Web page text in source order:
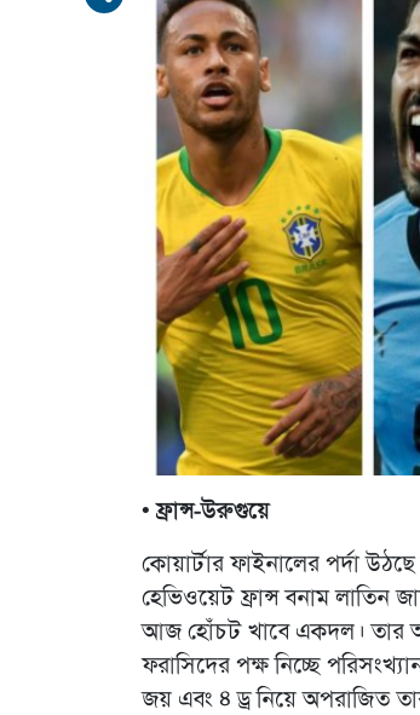
• ফ্রান্স-উরুগুয়ে
কোয়ার্টার ফাইনালের পর্দা
হেভিওয়েট ফ্রান্স বনাম লাতিন
আজ হোঁচট খাবে একদল। তার
ফরাসিদের পক্ষ নিচ্ছে
জয় এবং ৪ ড্র নিয়ে অপরাজিত